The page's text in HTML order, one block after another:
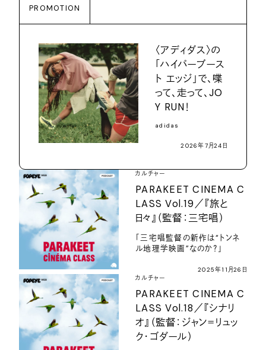
PROMOTION
〈アディダス〉の
「ハイパーブース
ト エッジ」で、喋
って、走って、JO
Y RUN！
adidas
2026年7月24日
カルチャー
PARAKEET CINEMA C
LASS Vol.19／『旅と
日々』（監督：三宅唱）
「三宅唱監督の新作は“トンネ
ル地理学映画”なのか？」
2025年11月26日
カルチャー
PARAKEET CINEMA C
LASS Vol.18／『シナリ
オ』（監督：ジャン＝リュッ
ク・ゴダール）